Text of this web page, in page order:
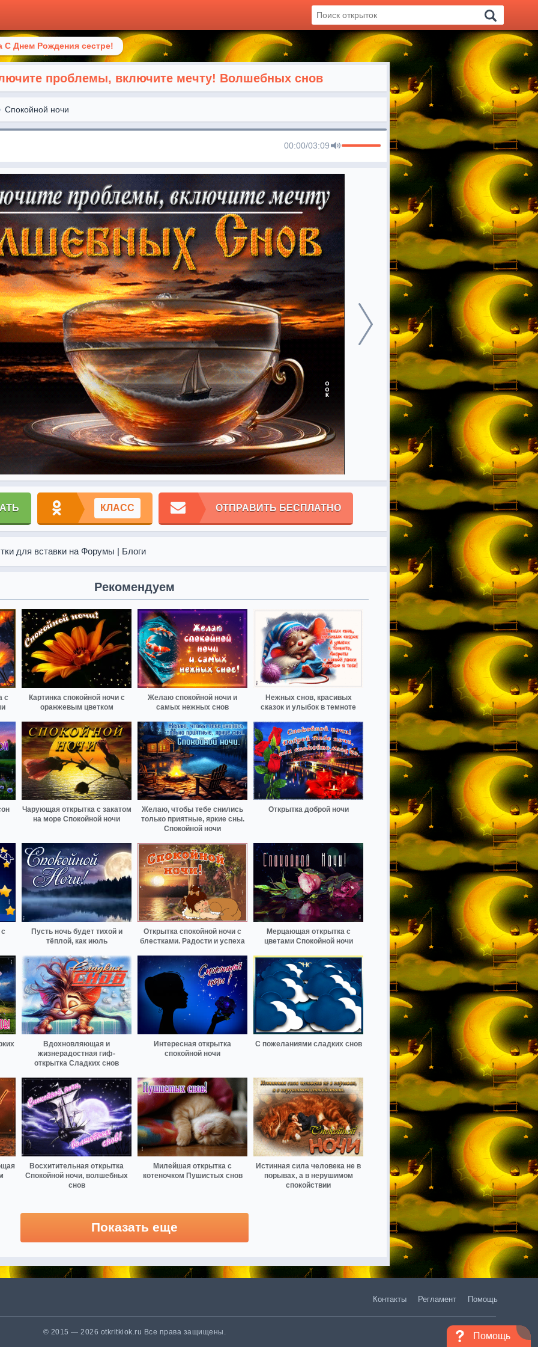
С Днем Рождения сестре!
проблемы, включите мечту! Волшебных снов
Спокойной ночи
00:00/03:09
КЛАСС ОТПРАВИТЬ БЕСПЛАТНО
для вставки на Форумы | Блоги
Рекомендуем
с
Картинка спокойной ночи с
оранжевым цветком
Желаю спокойной ночи и
самых нежных снов
Нежных снов, красивых
сказок и улыбок в темноте
Чарующая открытка с закатом
на море Спокойной ночи
Желаю, чтобы тебе снились
только приятные, яркие сны.
Спокойной ночи
Открытка доброй ночи
Пусть ночь будет тихой и
тёплой, как июль
Открытка спокойной ночи с
блестками. Радости и успеха
Мерцающая открытка с
цветами Спокойной ночи
Вдохновляющая и
жизнерадостная гиф-
открытка Сладких снов
Интересная открытка
спокойной ночи
С пожеланиями сладких снов
Восхитительная открытка
Спокойной ночи, волшебных
снов
Милейшая открытка с
котеночком Пушистых снов
Истинная сила человека не в
порывах, а в нерушимом
спокойствии
Показать еще
Помощь
Контакты Регламент Помощь
© 2015 — 2026 otkritkiok.ru Все права защищены.